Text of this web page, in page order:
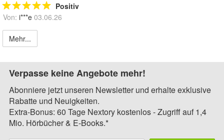
Positiv
Von: i***e 03.06.26
Mehr...
Verpasse keine Angebote mehr!
Abonniere jetzt unseren Newsletter und erhalte exklusive
Rabatte und Neuigkeiten.
Extra-Bonus: 60 Tage Nextory kostenlos - Zugriff auf 1,4
Mio. Hörbücher & E-Books.*